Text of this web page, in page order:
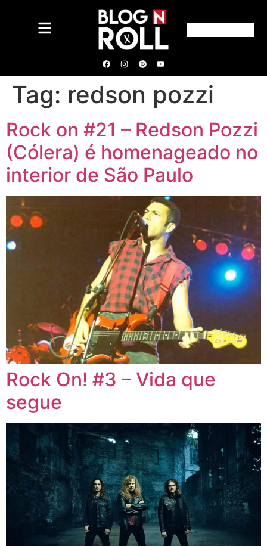
Tag: redson pozzi
Rock on #21 – Redson Pozzi
(Cólera) é homenageado no
interior de São Paulo
Rock On! #3 – Vida que
segue